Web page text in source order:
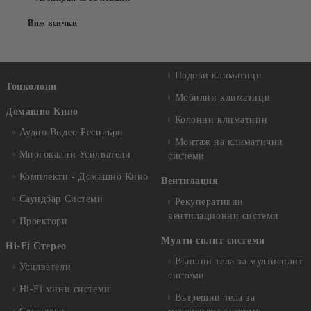
Виж всички
Тонколони
Домашно Кино
Аудио Видео Рeсивъри
Многокални Усилватели
Комплекти - Домашно Кино
Саундбар Системи
Проектори
Hi-Fi Стерео
Усилватели
Hi-Fi мини системи
Подови климатици
Мобилни климатици
Колонни климатици
Монтаж на климатични
системи
Вентилация
Рекуперативни
вентилационни системи
Мулти сплит системи
Външни тела за мултисплит
системи
Вътрешни тела за